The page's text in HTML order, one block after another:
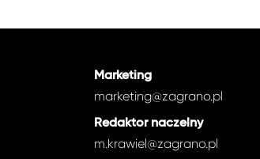
Marketing
marketing@zagrano.pl
Redaktor naczelny
m.krawiel@zagrano.pl